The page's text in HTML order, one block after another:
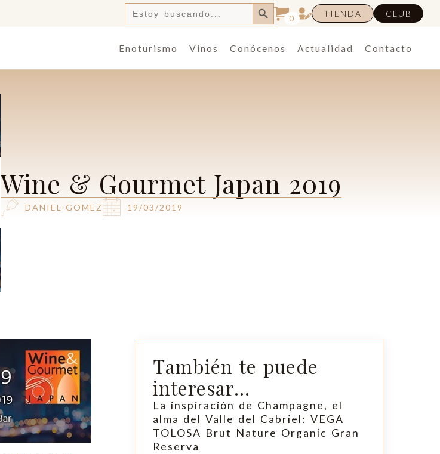
Buscar:
0 TIENDA CLUB
Enoturismo Vinos Conócenos Actualidad Contacto
Wine & Gourmet Japan 2019
DANIEL-GOMEZ 19/03/2019
También te puede
interesar...
La inspiración de Champagne, el
alma del Valle del Cabriel: VEGA
TOLOSA Brut Nature Organic Gran
Reserva